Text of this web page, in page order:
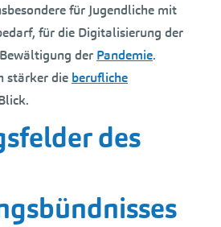
für Jugendliche mit
für die Digitalisierung der
der Pandemie.
stärker die berufliche
des